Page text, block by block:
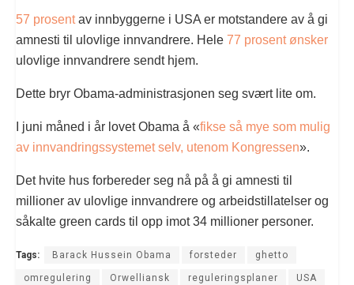
57 prosentav innbyggerne i USA er motstandere av å gi
amnesti til ulovlige innvandrere. Hele 77 prosent ønsker
ulovlige innvandrere sendt hjem.
Dette bryr Obama-administrasjonen seg svært lite om.
I juni måned i år lovet Obama å «fikse så mye som mulig
av innvandringssystemet selv, utenom Kongressen».
Det hvite hus forbereder seg nå på å gi amnesti til
millioner av ulovlige innvandrere og arbeidstillatelser og
såkalte green cards til opp imot 34 millioner personer.
Tags: Barack Hussein Obama forsteder ghetto
omregulering Orwelliansk reguleringsplaner USA